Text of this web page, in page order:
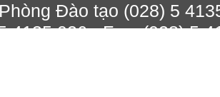
Đào tạo (028) 5
4135 026 - Fax: (028) 5